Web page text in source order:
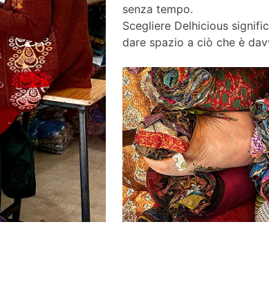
senza tempo.
Scegliere Delhicious
dare spazio a ciò che è